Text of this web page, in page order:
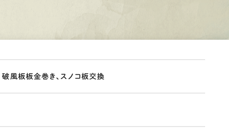
破風板板金巻き、スノコ板交換